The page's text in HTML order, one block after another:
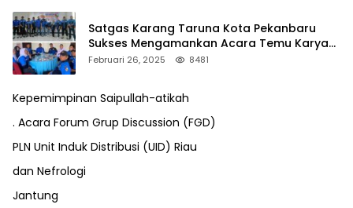
Satgas Karang Taruna Kota Pekanbaru
Sukses Mengamankan Acara Temu Karya
VII Karang Taruna Pekanbaru
Februari 26, 2025 8481
Kepemimpinan Saipullah-atikah
. Acara Forum Grup Discussion (FGD)
PLN Unit Induk Distribusi (UID) Riau
dan Nefrologi
Jantung